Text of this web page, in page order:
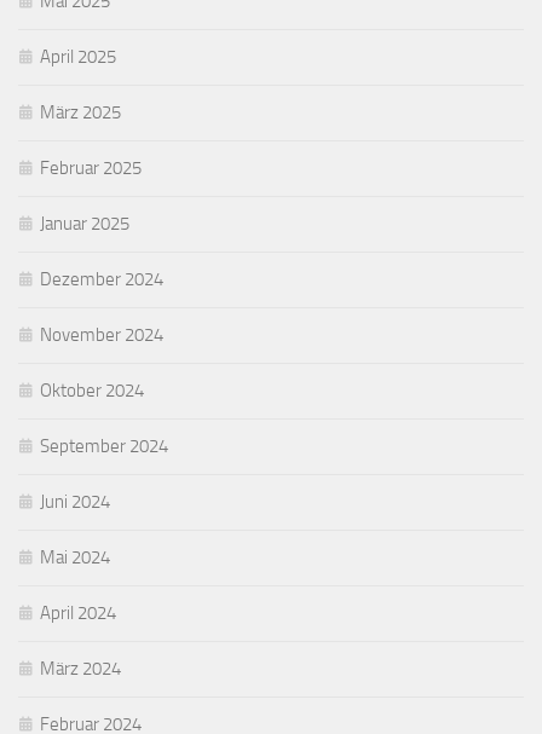
April 2025
März 2025
Februar 2025
Januar 2025
Dezember 2024
November 2024
Oktober 2024
September 2024
Juni 2024
Mai 2024
April 2024
März 2024
Februar 2024